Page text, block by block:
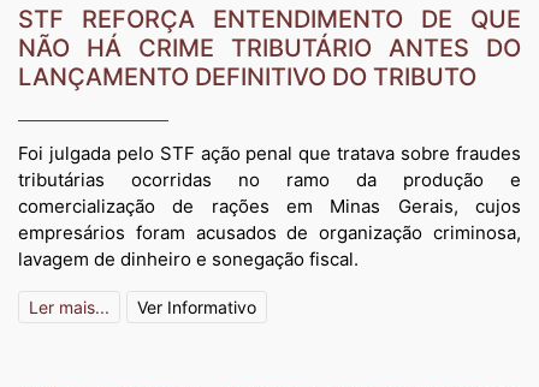
STF REFORÇA ENTENDIMENTO DE QUE
NÃO HÁ CRIME TRIBUTÁRIO ANTES DO
LANÇAMENTO DEFINITIVO DO TRIBUTO
Foi julgada pelo STF ação penal que tratava sobre fraudes
tributárias ocorridas no ramo da produção e
comercialização de rações em Minas Gerais, cujos
empresários foram acusados de organização criminosa,
lavagem de dinheiro e sonegação fiscal.
Ler mais... Ver Informativo